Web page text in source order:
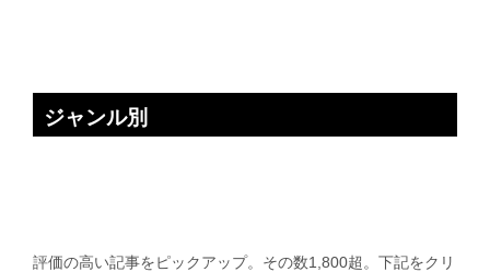
ジャンル別
評価の高い記事をピックアップ。その数1,800超。下記をクリ